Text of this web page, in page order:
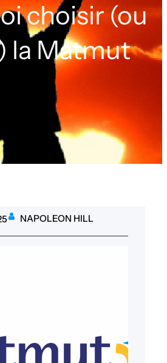
choisir (ou
la Matmut
NAPOLEON HILL